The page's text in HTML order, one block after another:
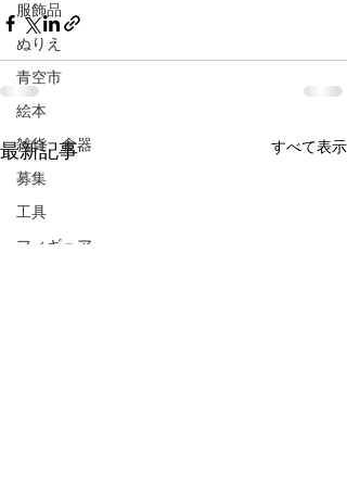
服飾品
ぬりえ
青空市
絵本
雑貨、食器
募集
工具
フィギュア
最新記事 すべて表示